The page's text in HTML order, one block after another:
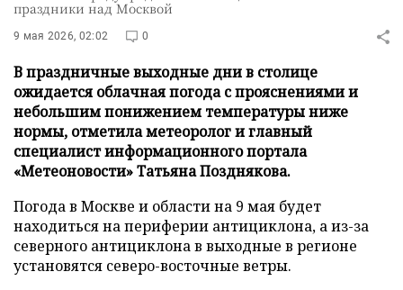
праздники над Москвой
9 мая 2026, 02:02 0
В праздничные выходные дни в столице
ожидается облачная погода с прояснениями и
небольшим понижением температуры ниже
нормы, отметила метеоролог и главный
специалист информационного портала
«Метеоновости» Татьяна Позднякова.
Погода в Москве и области на 9 мая будет
находиться на периферии антициклона, а из-за
северного антициклона в выходные в регионе
установятся северо-восточные ветры.